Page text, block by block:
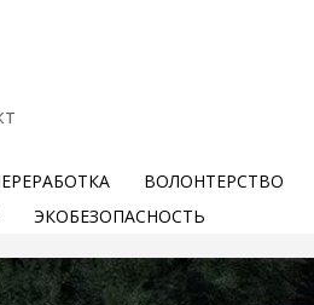
ВОЛОНТЕРСТВО
ЭКОБЕЗОПАСНОСТЬ